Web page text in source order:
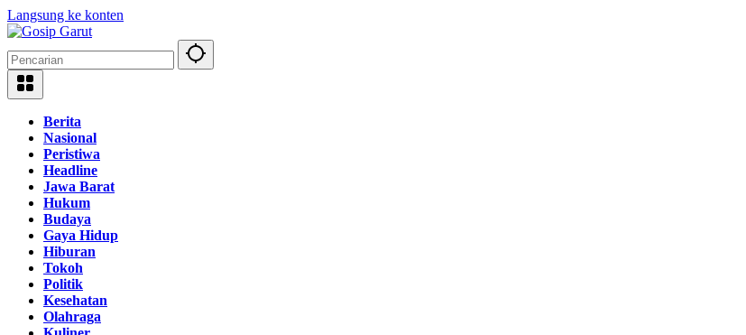
Langsung ke konten
Berita
Nasional
Peristiwa
Headline
Jawa Barat
Hukum
Budaya
Gaya Hidup
Hiburan
Tokoh
Politik
Kesehatan
Olahraga